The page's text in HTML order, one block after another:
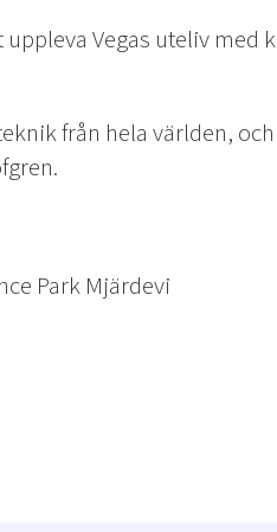
uppleva Vegas uteliv
från hela världen, och
Park Mjärdevi